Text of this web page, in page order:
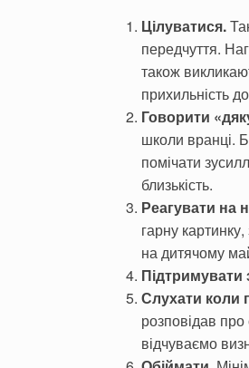
Цілуватися.
передчуття.
також
прихильність
Говорити
школи вранці.
помічати
близькість.
Реагувати на
гарну
на дитячому
Підтримувати
Слухати коли
розповідав
відчуваємо